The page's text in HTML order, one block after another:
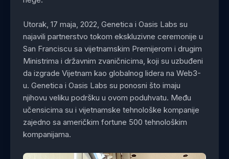
Utorak, 17 maja, 2022, Genetica i Oasis Labs su
najavili partnerstvo tokom ekskluzivne ceremonije u
San Franciscu sa vijetnamskim Premijerom i drugim
Ministrima i državnim zvaničnicima, koji su uzbuđeni
da izgrade Vijetnam kao globalnog lidera na Web3-
u. Genetica i Oasis Labs su ponosni što imaju
njihovu veliku podršku u ovom poduhvatu. Među
učensicima su i vijetnamske tehnološke kompanije
zajedno sa američkim fortune 500 tehnološkim
kompanijama.